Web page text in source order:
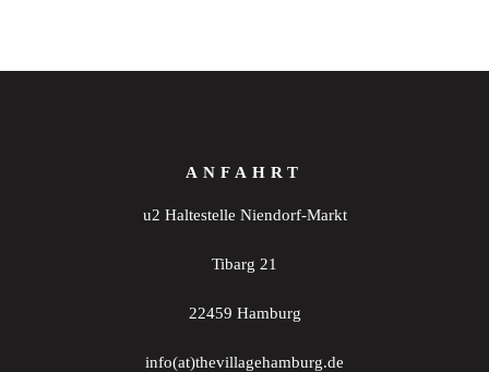
ANFAHRT
u2 Haltestelle Niendorf-Markt
Tibarg 21
22459 Hamburg
info(at)thevillagehamburg.de